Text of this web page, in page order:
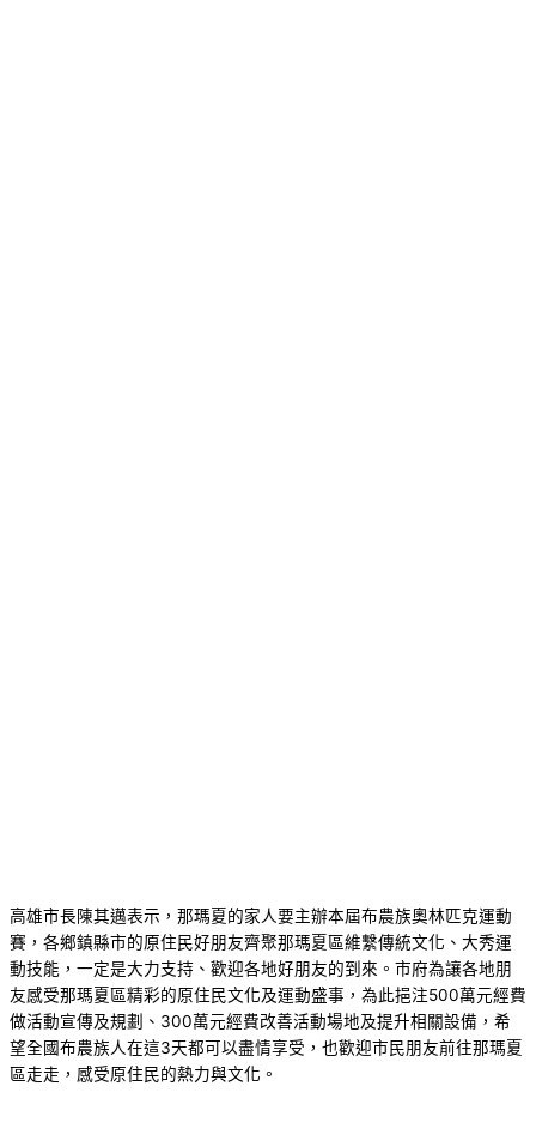
高雄市長陳其邁表示，那瑪夏的家人要主辦本屆布農族奧林匹克運動
賽，各鄉鎮縣市的原住民好朋友齊聚那瑪夏區維繫傳統文化、大秀運
動技能，一定是大力支持、歡迎各地好朋友的到來。市府為讓各地朋
友感受那瑪夏區精彩的原住民文化及運動盛事，為此挹注500萬元經費
做活動宣傳及規劃、300萬元經費改善活動場地及提升相關設備，希
望全國布農族人在這3天都可以盡情享受，也歡迎市民朋友前往那瑪夏
區走走，感受原住民的熱力與文化。